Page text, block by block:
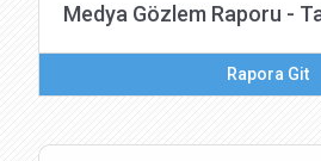
Medya Gözlem Raporu -
Rapora Git